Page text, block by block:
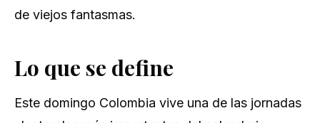
de viejos fantasmas.
Lo que se define
Este domingo Colombia vive una de las jornadas